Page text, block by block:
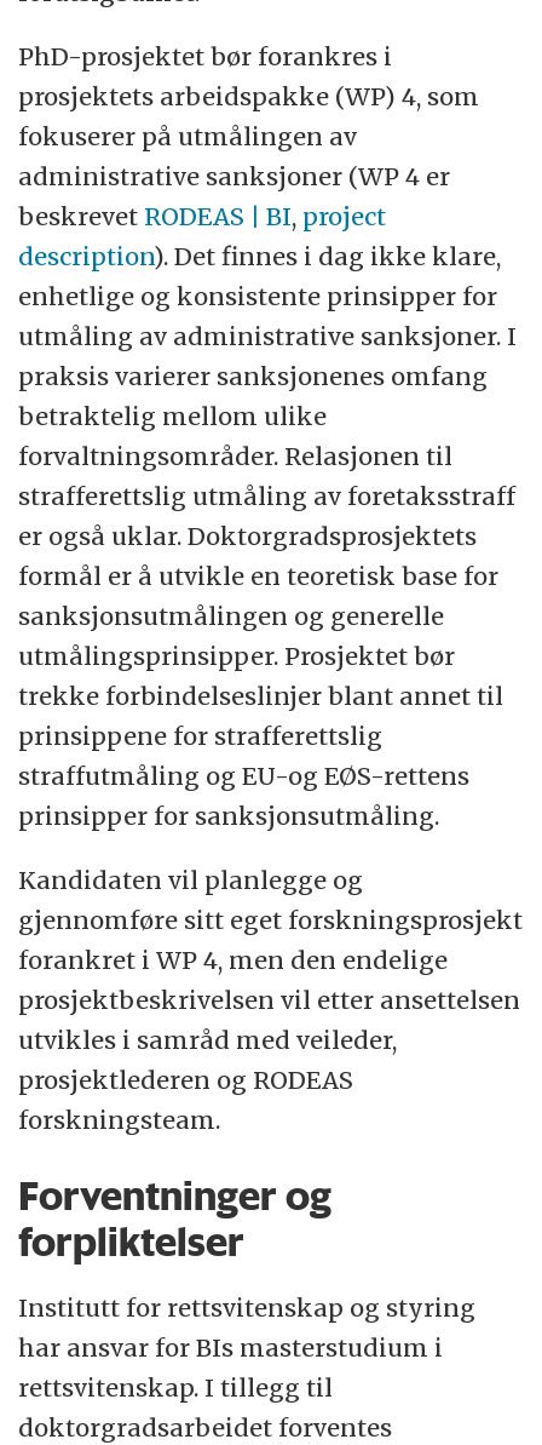
PhD-prosjektet bør forankres i
prosjektets arbeidspakke (WP) 4, som
fokuserer på utmålingen av
administrative sanksjoner (WP 4 er
beskrevet RODEAS | BI, project
description). Det finnes i dag ikke klare,
enhetlige og konsistente prinsipper for
utmåling av administrative sanksjoner. I
praksis varierer sanksjonenes omfang
betraktelig mellom ulike
forvaltningsområder. Relasjonen til
strafferettslig utmåling av foretaksstraff
er også uklar. Doktorgradsprosjektets
formål er å utvikle en teoretisk base for
sanksjonsutmålingen og generelle
utmålingsprinsipper. Prosjektet bør
trekke forbindelseslinjer blant annet til
prinsippene for strafferettslig
straffutmåling og EU-og EØS-rettens
prinsipper for sanksjonsutmåling.
Kandidaten vil planlegge og
gjennomføre sitt eget forskningsprosjekt
forankret i WP 4, men den endelige
prosjektbeskrivelsen vil etter ansettelsen
utvikles i samråd med veileder,
prosjektlederen og RODEAS
forskningsteam.
Forventninger og
forpliktelser
Institutt for rettsvitenskap og styring
har ansvar for BIs masterstudium i
rettsvitenskap. I tillegg til
doktorgradsarbeidet forventes